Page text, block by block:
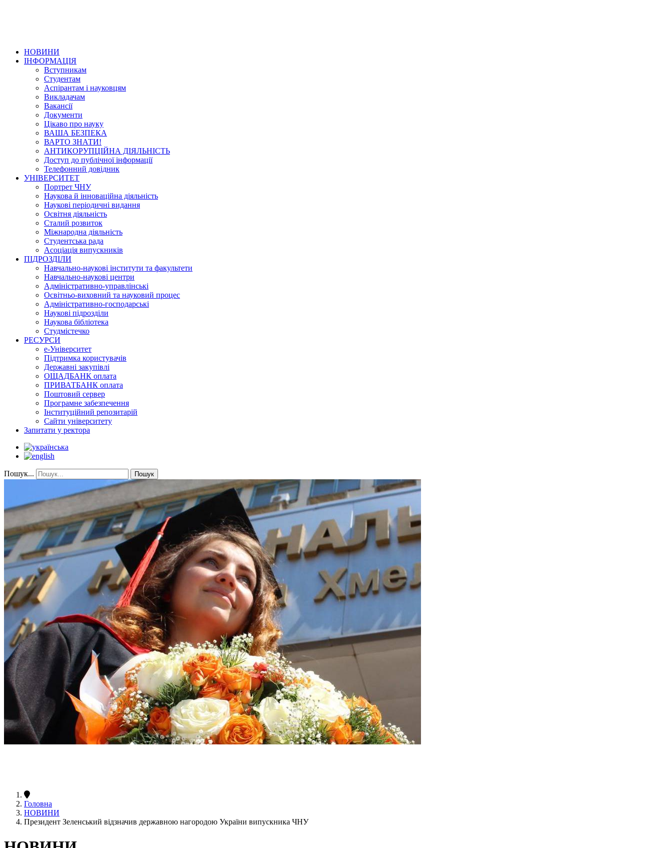
НОВИНИ
ІНФОРМАЦІЯ
Вступникам
Студентам
Аспірантам і науковцям
Викладачам
Вакансії
Документи
Цікаво про науку
ВАША БЕЗПЕКА
ВАРТО ЗНАТИ!
АНТИКОРУПЦІЙНА ДІЯЛЬНІСТЬ
Доступ до публічної інформації
Телефонний довідник
УНІВЕРСИТЕТ
Портрет ЧНУ
Наукова й інноваційна діяльність
Наукові періодичні видання
Освітня діяльність
Сталий розвиток
Міжнародна діяльність
Студентська рада
Асоціація випускників
ПІДРОЗДІЛИ
Навчально-наукові інститути та факультети
Навчально-наукові центри
Адміністративно-управлінські
Освітньо-виховний та науковий процес
Адміністративно-господарські
Наукові підрозділи
Наукова бібліотека
Студмістечко
РЕСУРСИ
е-Університет
Підтримка користувачів
Державні закупівлі
ОЩАДБАНК оплата
ПРИВАТБАНК оплата
Поштовий сервер
Програмне забезпечення
Інституційний репозитарій
Сайти університету
Запитати у ректора
Пошук... Пошук
Головна
НОВИНИ
Президент Зеленський відзначив державною нагородою України випускника ЧНУ